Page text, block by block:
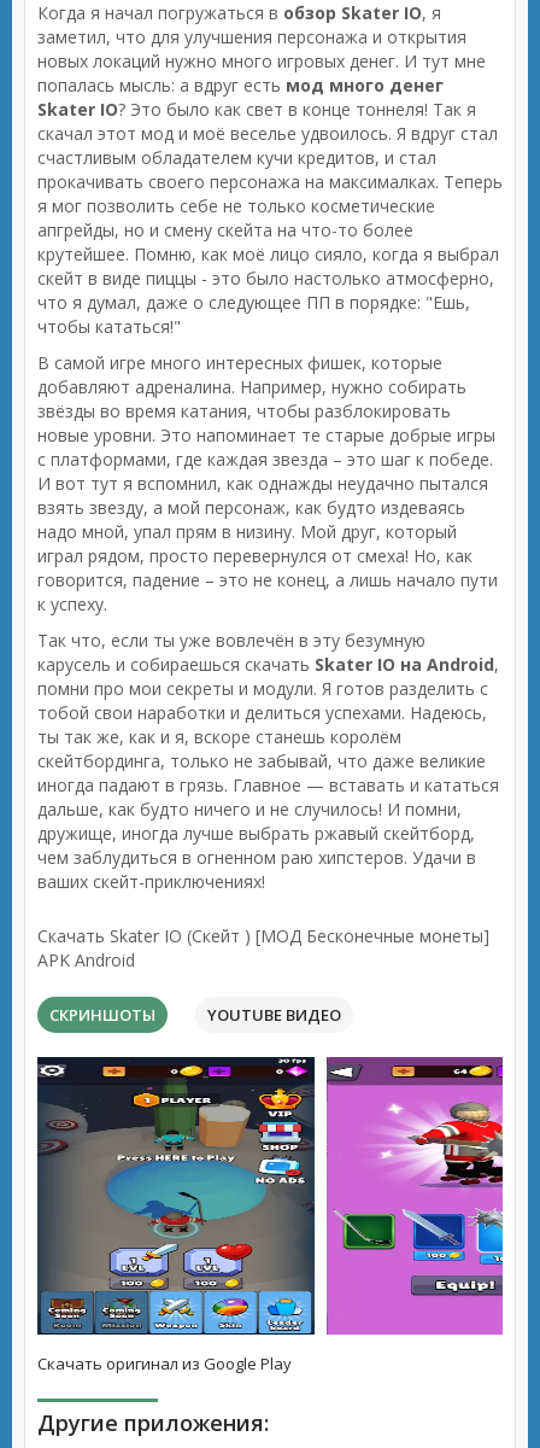
Когда я начал погружаться в обзор Skater IO, я
заметил, что для улучшения персонажа и открытия
новых локаций нужно много игровых денег. И тут мне
попалась мысль: а вдруг есть мод много денег
Skater IO? Это было как свет в конце тоннеля! Так я
скачал этот мод и моё веселье удвоилось. Я вдруг стал
счастливым обладателем кучи кредитов, и стал
прокачивать своего персонажа на максималках. Теперь
я мог позволить себе не только косметические
апгрейды, но и смену скейта на что-то более
крутейшее. Помню, как моё лицо сияло, когда я выбрал
скейт в виде пиццы - это было настолько атмосферно,
что я думал, даже о следующее ПП в порядке: "Ешь,
чтобы кататься!"
В самой игре много интересных фишек, которые
добавляют адреналина. Например, нужно собирать
звёзды во время катания, чтобы разблокировать
новые уровни. Это напоминает те старые добрые игры
с платформами, где каждая звезда – это шаг к победе.
И вот тут я вспомнил, как однажды неудачно пытался
взять звезду, а мой персонаж, как будто издеваясь
надо мной, упал прям в низину. Мой друг, который
играл рядом, просто перевернулся от смеха! Но, как
говорится, падение – это не конец, а лишь начало пути
к успеху.
Так что, если ты уже вовлечён в эту безумную
карусель и собираешься скачать Skater IO на Android,
помни про мои секреты и модули. Я готов разделить с
тобой свои наработки и делиться успехами. Надеюсь,
ты так же, как и я, вскоре станешь королём
скейтбординга, только не забывай, что даже великие
иногда падают в грязь. Главное — вставать и кататься
дальше, как будто ничего и не случилось! И помни,
дружище, иногда лучше выбрать ржавый скейтборд,
чем заблудиться в огненном раю хипстеров. Удачи в
ваших скейт-приключениях!
Скачать Skater IO (Скейт ) [МОД Бесконечные монеты]
APK Android
СКРИНШОТЫ YOUTUBE ВИДЕО
Скачать оригинал из Google Play
Другие приложения: